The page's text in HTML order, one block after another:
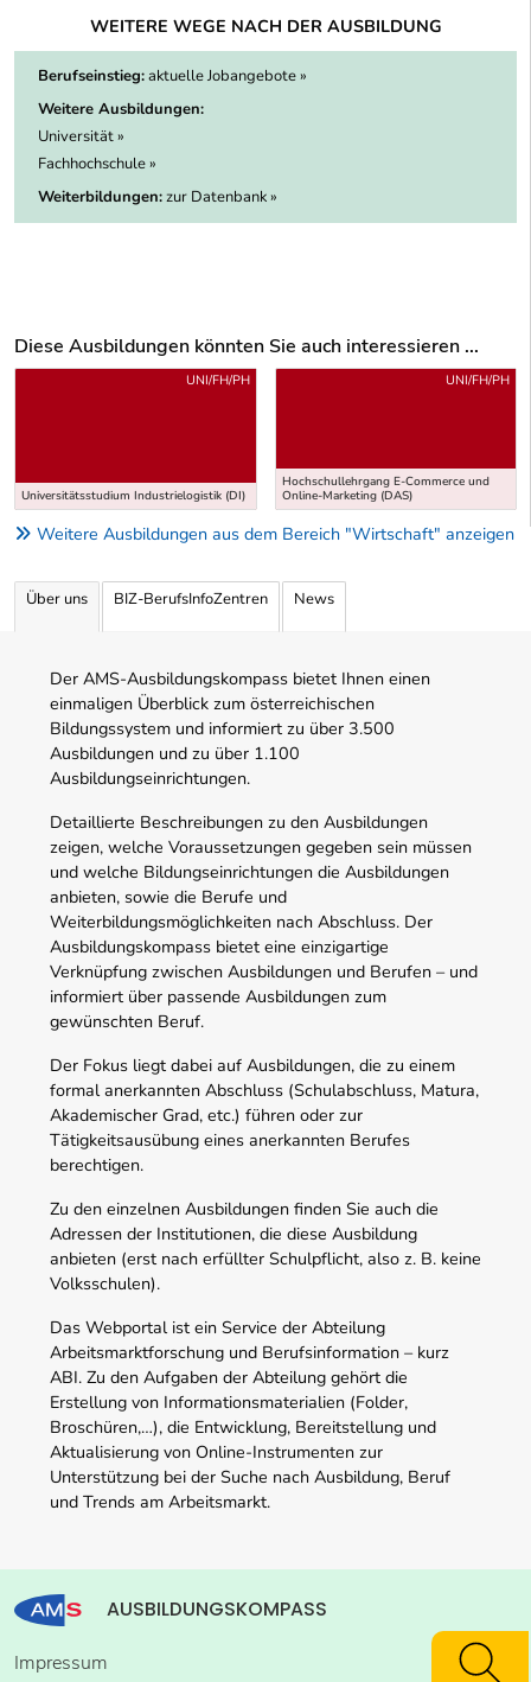
WEITERE WEGE NACH DER AUSBILDUNG
Berufseinstieg:aktuelle Jobangebote »
Weitere Ausbildungen:
Universität »
Fachhochschule »
Weiterbildungen:zur Datenbank »
Diese Ausbildungen könnten Sie auch interessieren ...
Uber weitere Ausbildungsvorschläge
Universitätsstudium Industrielogistik (DI)
UNI/FH/PH
Hochschullehrgang E-Commerce und
Online-Marketing (DAS)
UNI/FH/PH
Weitere Ausbildungen aus dem Bereich "Wirtschaft" anzeigen
Über uns BIZ-BerufsInfoZentren News
Der AMS-Ausbildungskompass bietet Ihnen einen
einmaligen Überblick zum österreichischen
Bildungssystem und informiert zu über 3.500
Ausbildungen und zu über 1.100
Ausbildungseinrichtungen.
Detaillierte Beschreibungen zu den Ausbildungen
zeigen, welche Voraussetzungen gegeben sein müssen
und welche Bildungseinrichtungen die Ausbildungen
anbieten, sowie die Berufe und
Weiterbildungsmöglichkeiten nach Abschluss. Der
Ausbildungskompass bietet eine einzigartige
Verknüpfung zwischen Ausbildungen und Berufen – und
informiert über passende Ausbildungen zum
gewünschten Beruf.
Der Fokus liegt dabei auf Ausbildungen, die zu einem
formal anerkannten Abschluss (Schulabschluss, Matura,
Akademischer Grad, etc.) führen oder zur
Tätigkeitsausübung eines anerkannten Berufes
berechtigen.
Zu den einzelnen Ausbildungen finden Sie auch die
Adressen der Institutionen, die diese Ausbildung
anbieten (erst nach erfüllter Schulpflicht, also z. B. keine
Volksschulen).
Das Webportal ist ein Service der Abteilung
Arbeitsmarktforschung und Berufsinformation – kurz
ABI. Zu den Aufgaben der Abteilung gehört die
Erstellung von Informationsmaterialien (Folder,
Broschüren,…), die Entwicklung, Bereitstellung und
Aktualisierung von Online-Instrumenten zur
Unterstützung bei der Suche nach Ausbildung, Beruf
und Trends am Arbeitsmarkt.
AUSBILDUNGSKOMPASS
Impressum